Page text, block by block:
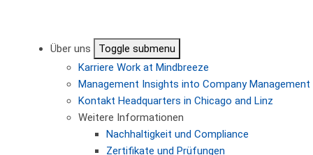
Über uns
Toggle submenu
Karriere Work at Mindbreeze
Management Insights into Company Management
Kontakt Headquarters in Chicago and Linz
Weitere Informationen
Nachhaltigkeit und Compliance
Zertifikate und Prüfungen